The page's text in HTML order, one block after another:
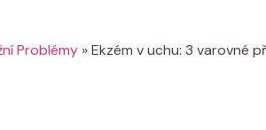
Problémy »Ekzém v uchu: 3 varovné